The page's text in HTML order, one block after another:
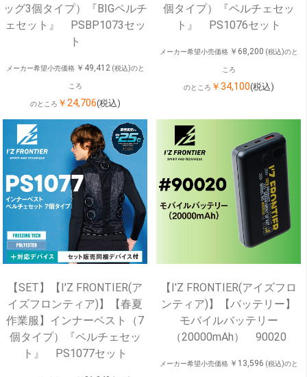
ッグ3個タイプ）『BIGペルチ
ェセット』 PSBP1073セッ
ト
メーカー希望小売価格 ￥49,412 (税込)のと
ころ
のところ ￥24,706(税込)
個タイプ）『ペルチェセッ
ト』 PS1076セット
メーカー希望小売価格 ￥68,200 (税込)のと
ころ
のところ ￥34,100(税込)
【SET】【I'Z FRONTIER(ア
イズフロンティア)】【春夏
作業服】インナーベスト（7
個タイプ）『ペルチェセッ
ト』 PS1077セット
【I'Z FRONTIER(アイズフロ
ンティア)】【バッテリー】
モバイルバッテリー
（20000mAh） 90020
メーカー希望小売価格 ￥13,596 (税込)のと